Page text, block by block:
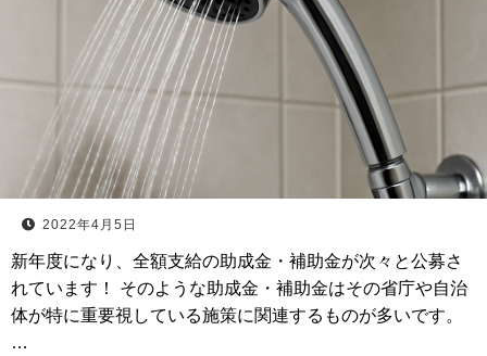
2022年4月5日
新年度になり、全額支給の助成金・補助金が次々と公募さ
れています！ そのような助成金・補助金はその省庁や自治
体が特に重要視している施策に関連するものが多いです。
…